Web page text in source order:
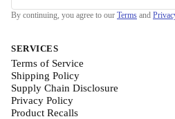
By continuing, you agree to our Terms and
SERVICES
Terms of Service
Shipping Policy
Supply Chain Disclosure
Privacy Policy
Product Recalls